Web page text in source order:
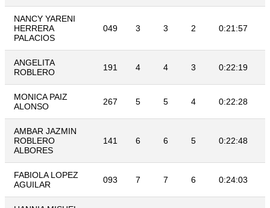
NANCY YARENI
HERRERA
PALACIOS
049 3 3 2 0:21:57
ANGELITA
ROBLERO
191 4 4 3 0:22:19
MONICA PAIZ
ALONSO
267 5 5 4 0:22:28
AMBAR JAZMIN
ROBLERO
ALBORES
141 6 6 5 0:22:48
FABIOLA LOPEZ
AGUILAR
093 7 7 6 0:24:03